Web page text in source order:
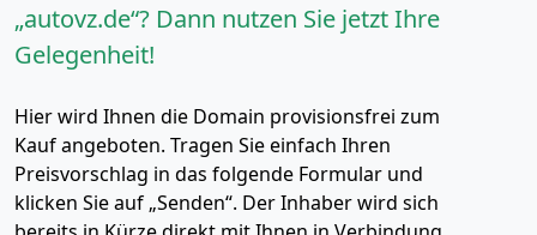
„autovz.de“? Dann nutzen Sie jetzt Ihre
Gelegenheit!
Hier wird Ihnen die Domain provisionsfrei zum
Kauf angeboten. Tragen Sie einfach Ihren
Preisvorschlag in das folgende Formular und
klicken Sie auf „Senden“. Der Inhaber wird sich